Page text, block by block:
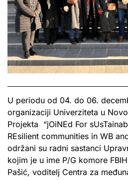
U periodu od 04. do 06.
organizaciji Univerziteta u
Projekta “jOiNEd For
REsilient communities in WB
održani su radni sastanci
kojim je u ime P/G komore
Pašić, voditelj Centra za